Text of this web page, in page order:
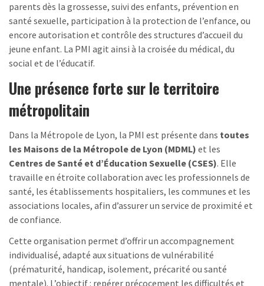
parents dès la grossesse, suivi des enfants, prévention en
santé sexuelle, participation à la protection de l’enfance, ou
encore autorisation et contrôle des structures d’accueil du
jeune enfant. La PMI agit ainsi à la croisée du médical, du
social et de l’éducatif.
Une présence forte sur le territoire
métropolitain
Dans la Métropole de Lyon, la PMI est présente dans toutes
les Maisons de la Métropole de Lyon (MDML) et les
Centres de Santé et d’Éducation Sexuelle (CSES). Elle
travaille en étroite collaboration avec les professionnels de
santé, les établissements hospitaliers, les communes et les
associations locales, afin d’assurer un service de proximité et
de confiance.
Cette organisation permet d’offrir un accompagnement
individualisé, adapté aux situations de vulnérabilité
(prématurité, handicap, isolement, précarité ou santé
mentale). L’objectif : repérer précocement les difficultés et